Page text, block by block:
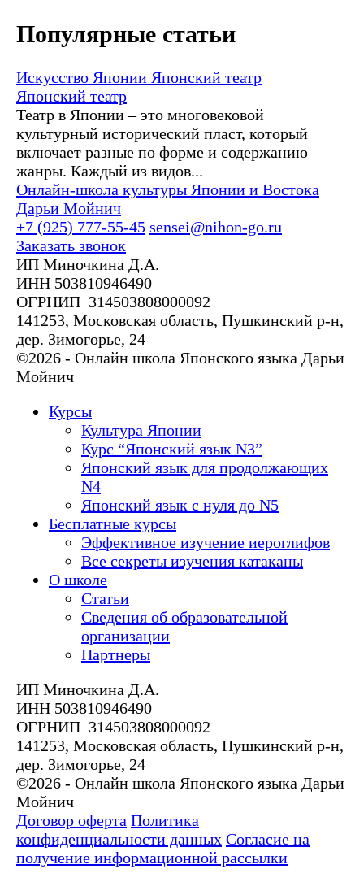
Популярные статьи
Искусство Японии Японский театр
Японский театр
Театр в Японии – это многовековой
культурный исторический пласт, который
включает разные по форме и содержанию
жанры. Каждый из видов...
Онлайн-школа культуры Японии и Востока
Дарьи Мойнич
+7 (925) 777-55-45 sensei@nihon-go.ru
Заказать звонок
ИП Миночкина Д.А.
ИНН 503810946490
ОГРНИП 314503808000092
141253, Московская область, Пушкинский р-н,
дер. Зимогорье, 24
©2026 - Онлайн школа Японского языка Дарьи
Мойнич
Курсы
Культура Японии
Курс “Японский язык N3”
Японский язык для продолжающих
N4
Японский язык с нуля до N5
Бесплатные курсы
Эффективное изучение иероглифов
Все секреты изучения катаканы
О школе
Статьи
Сведения об образовательной
организации
Партнеры
ИП Миночкина Д.А.
ИНН 503810946490
ОГРНИП 314503808000092
141253, Московская область, Пушкинский р-н,
дер. Зимогорье, 24
©2026 - Онлайн школа Японского языка Дарьи
Мойнич
Договор оферта Политика
конфиденциальности данных Согласие на
получение информационной рассылки